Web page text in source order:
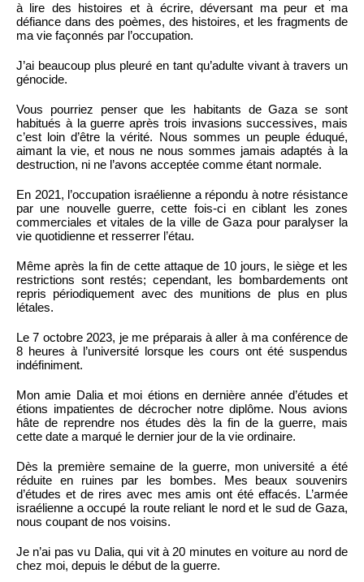
à lire des histoires et à écrire, déversant ma peur et ma
défiance dans des poèmes, des histoires, et les fragments de
ma vie façonnés par l’occupation.
J’ai beaucoup plus pleuré en tant qu’adulte vivant à travers un
génocide.
Vous pourriez penser que les habitants de Gaza se sont
habitués à la guerre après trois invasions successives, mais
c’est loin d’être la vérité. Nous sommes un peuple éduqué,
aimant la vie, et nous ne nous sommes jamais adaptés à la
destruction, ni ne l’avons acceptée comme étant normale.
En 2021, l’occupation israélienne a répondu à notre résistance
par une nouvelle guerre, cette fois-ci en ciblant les zones
commerciales et vitales de la ville de Gaza pour paralyser la
vie quotidienne et resserrer l’étau.
Même après la fin de cette attaque de 10 jours, le siège et les
restrictions sont restés; cependant, les bombardements ont
repris périodiquement avec des munitions de plus en plus
létales.
Le 7 octobre 2023, je me préparais à aller à ma conférence de
8 heures à l’université lorsque les cours ont été suspendus
indéfiniment.
Mon amie Dalia et moi étions en dernière année d’études et
étions impatientes de décrocher notre diplôme. Nous avions
hâte de reprendre nos études dès la fin de la guerre, mais
cette date a marqué le dernier jour de la vie ordinaire.
Dès la première semaine de la guerre, mon université a été
réduite en ruines par les bombes. Mes beaux souvenirs
d’études et de rires avec mes amis ont été effacés. L’armée
israélienne a occupé la route reliant le nord et le sud de Gaza,
nous coupant de nos voisins.
Je n’ai pas vu Dalia, qui vit à 20 minutes en voiture au nord de
chez moi, depuis le début de la guerre.